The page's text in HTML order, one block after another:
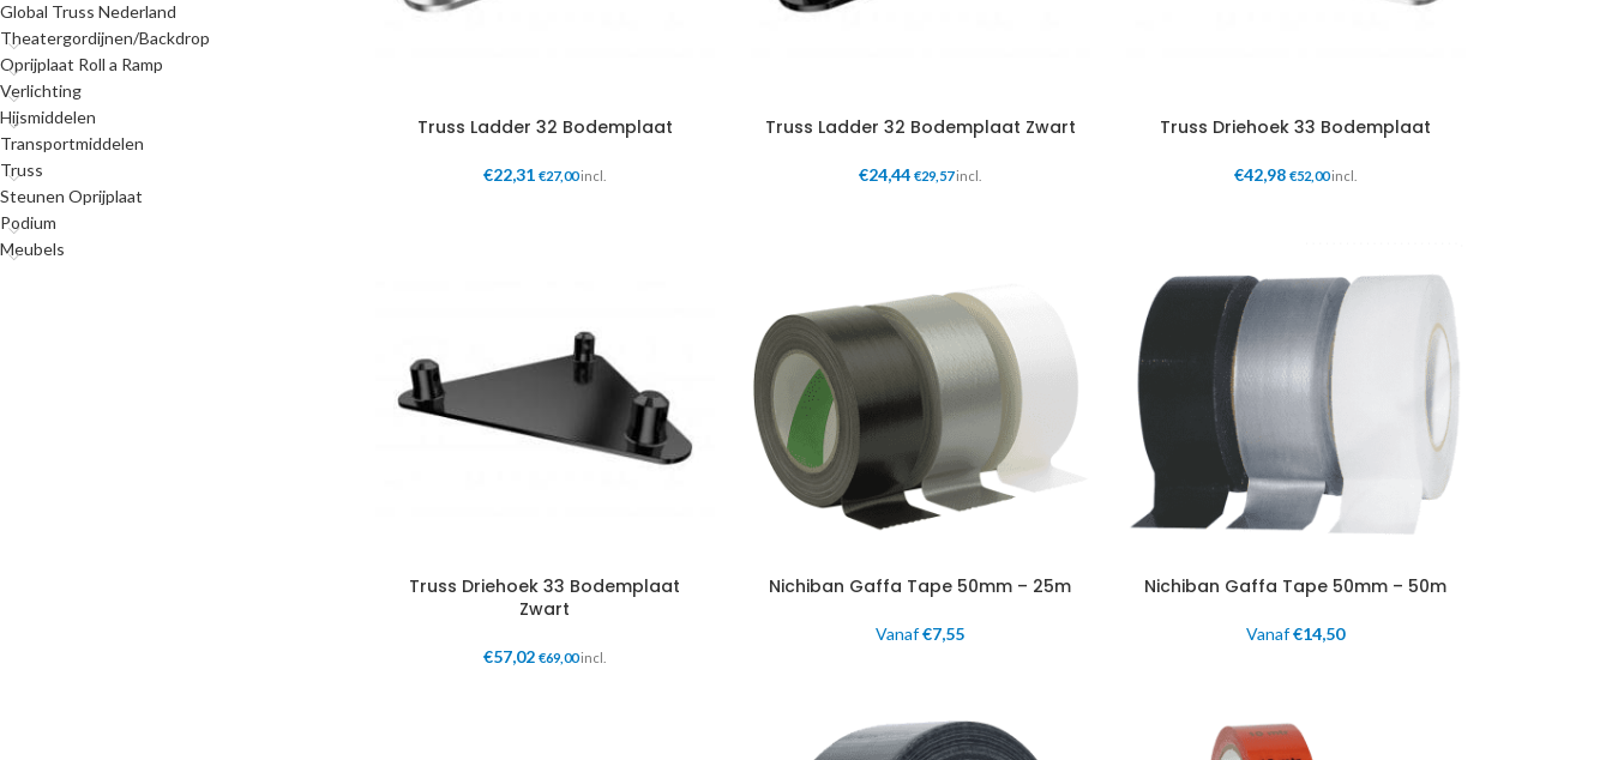
Global Truss Nederland
Theatergordijnen/Backdrop
Oprijplaat Roll a Ramp
Verlichting
Hijsmiddelen
Transportmiddelen
Truss
Steunen Oprijplaat
Podium
Meubels
Truss Ladder 32 Bodemplaat
€22,31 €27,00incl.
Truss Ladder 32 Bodemplaat Zwart
€24,44 €29,57incl.
Truss Driehoek 33 Bodemplaat
€42,98 €52,00incl.
Truss Driehoek 33 Bodemplaat
Zwart
€57,02 €69,00incl.
Nichiban Gaffa Tape 50mm – 25m
Vanaf€7,55
Nichiban Gaffa Tape 50mm – 50m
Vanaf€14,50